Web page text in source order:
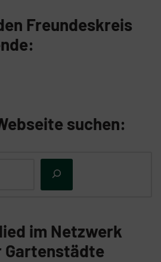
Freundeskreis
suchen:
im Netzwerk
Gartenstädte